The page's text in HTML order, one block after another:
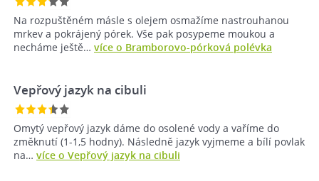
Na rozpuštěném másle s olejem osmažíme nastrouhanou
mrkev a pokrájený pórek. Vše pak posypeme moukou a
necháme ještě… více o Bramborovo-pórková polévka
Vepřový jazyk na cibuli
Omytý vepřový jazyk dáme do osolené vody a vaříme do
změknutí (1-1,5 hodny). Následně jazyk vyjmeme a bílí povlak
na… více o Vepřový jazyk na cibuli